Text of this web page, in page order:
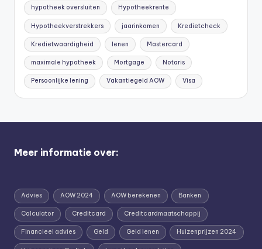
hypotheek oversluiten Hypotheekrente
Hypotheekverstrekkers jaarinkomen Kredietcheck
Kredietwaardigheid lenen Mastercard
maximale hypotheek Mortgage Notaris
Persoonlijke lening Vakantiegeld AOW Visa
Meer informatie over:
Advies AOW 2024 AOW berekenen Banken
Calculator Creditcard Creditcardmaatschappij
Financieel advies Geld Geld lenen Huizenprijzen 2024